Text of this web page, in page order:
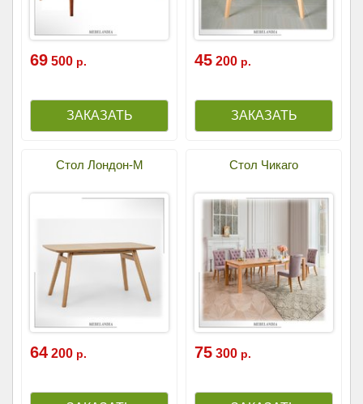
69 500 р. 45 200 р.
Стол Лондон-М
64 200 р.
Стол Чикаго
75 300 р.